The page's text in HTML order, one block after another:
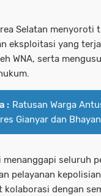
Selatan menyoroti
eksploitasi yang
WNA, serta
: Ratusan Warga
Gianyar dan
menanggapi seluruh
pelayanan
kolaborasi dengan